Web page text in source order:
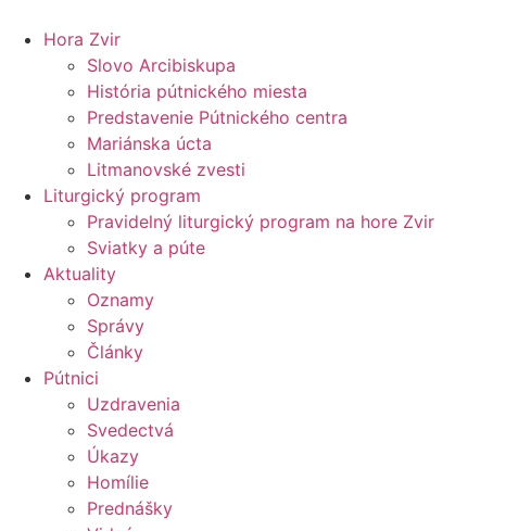
Hora Zvir
Slovo Arcibiskupa
História pútnického miesta
Predstavenie Pútnického centra
Mariánska úcta
Litmanovské zvesti
Liturgický program
Pravidelný liturgický program na hore Zvir
Sviatky a púte
Aktuality
Oznamy
Správy
Články
Pútnici
Uzdravenia
Svedectvá
Úkazy
Homílie
Prednášky